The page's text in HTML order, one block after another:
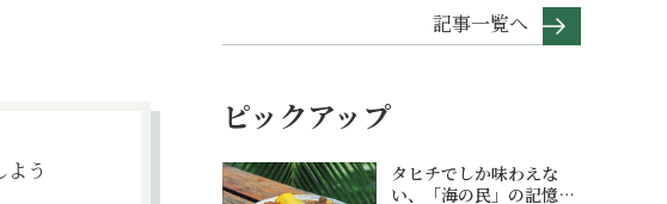
よう
記事一覧へ
ピックアップ
タヒチでしか味わえな
い、「海の民」の記憶へ